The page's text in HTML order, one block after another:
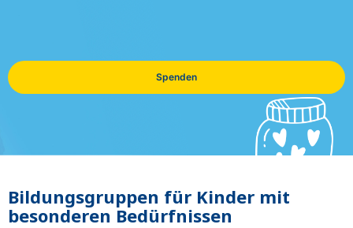
Spenden
Bildungsgruppen für Kinder mit
besonderen Bedürfnissen